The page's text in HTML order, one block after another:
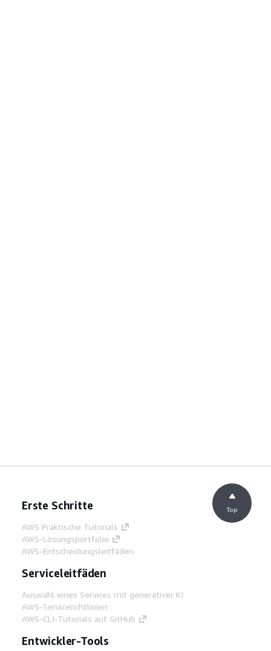
Erste Schritte
AWS Praktische Tutorials
AWS-Lösungsportfolio
AWS-Entscheidungsleitfäden
Serviceleitfäden
Auswahl eines Services mit generativer KI
AWS-Servicerichtlinien
AWS-CLI-Tutorials auf GitHub
Entwickler-Tools
Top